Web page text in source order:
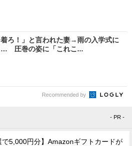
ろ！」と言われた妻→雨の入学式に
圧巻の姿に「これこ...
Recommended by
- PR -
で5,000円分】Amazonギフトカードが